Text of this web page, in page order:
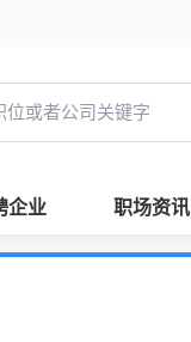
企业 职场资讯